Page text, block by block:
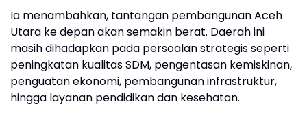
Ia menambahkan, tantangan pembangunan Aceh
Utara ke depan akan semakin berat. Daerah ini
masih dihadapkan pada persoalan strategis seperti
peningkatan kualitas SDM, pengentasan kemiskinan,
penguatan ekonomi, pembangunan infrastruktur,
hingga layanan pendidikan dan kesehatan.